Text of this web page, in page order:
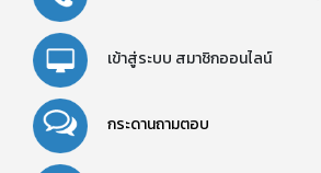
เข้าสู่ระบบ สมาชิกออนไลน์
กระดานถามตอบ